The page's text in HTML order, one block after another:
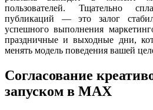
пользователей. Тщательно
публикаций — это залог
успешного выполнения
праздничные и выходные дни,
менять модель поведения вашей
Согласование
запуском в MAX